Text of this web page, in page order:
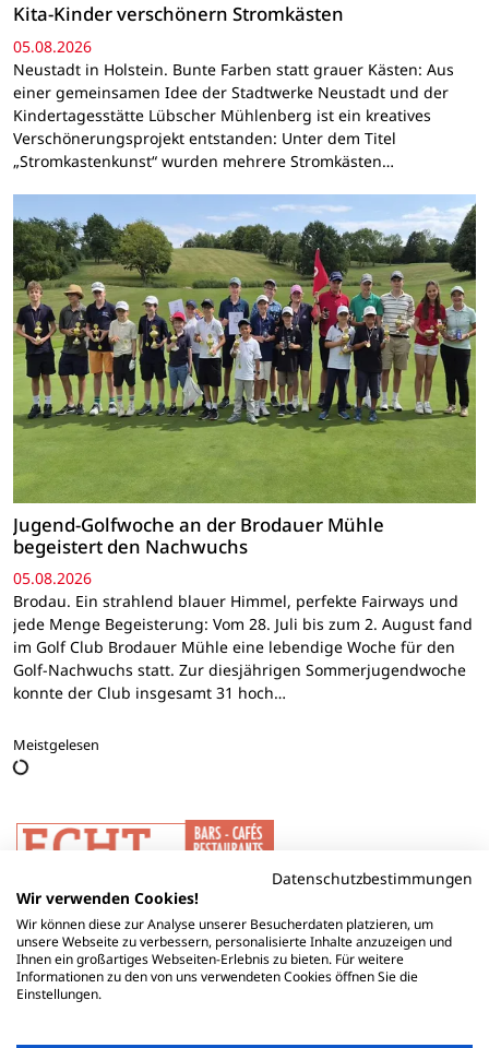
Kita-Kinder verschönern Stromkästen
05.08.2026
Neustadt in Holstein. Bunte Farben statt grauer Kästen: Aus
einer gemeinsamen Idee der Stadtwerke Neustadt und der
Kindertagesstätte Lübscher Mühlenberg ist ein kreatives
Verschönerungsprojekt entstanden: Unter dem Titel
„Stromkastenkunst“ wurden mehrere Stromkästen…
Jugend-Golfwoche an der Brodauer Mühle
begeistert den Nachwuchs
05.08.2026
Brodau. Ein strahlend blauer Himmel, perfekte Fairways und
jede Menge Begeisterung: Vom 28. Juli bis zum 2. August fand
im Golf Club Brodauer Mühle eine lebendige Woche für den
Golf-Nachwuchs statt. Zur diesjährigen Sommerjugendwoche
konnte der Club insgesamt 31 hoch…
Meistgelesen
Datenschutzbestimmungen
Wir verwenden Cookies!
Wir können diese zur Analyse unserer Besucherdaten platzieren, um
unsere Webseite zu verbessern, personalisierte Inhalte anzuzeigen und
Ihnen ein großartiges Webseiten-Erlebnis zu bieten. Für weitere
Informationen zu den von uns verwendeten Cookies öffnen Sie die
Einstellungen.